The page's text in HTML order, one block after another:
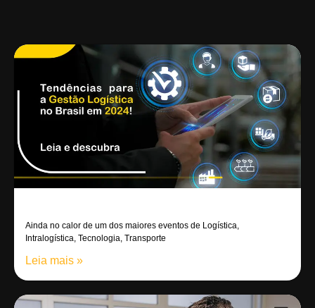
Ainda no calor de um dos maiores eventos de Logística,
Intralogística, Tecnologia, Transporte
Leia mais »